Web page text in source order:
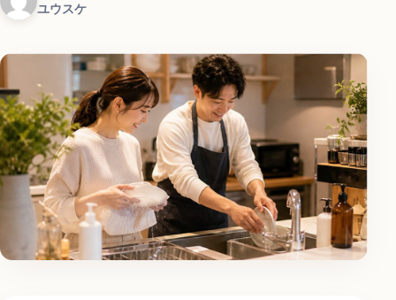
ユウスケ